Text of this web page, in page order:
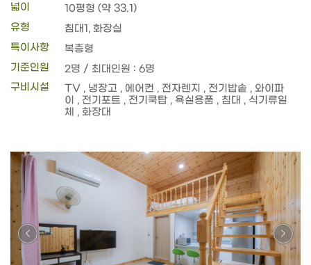
넓이
10평형 (약 33.1)
유형
침대1, 화장실
특이사항
복층형
기준인원
2명 / 최대인원 : 6명
구비시설